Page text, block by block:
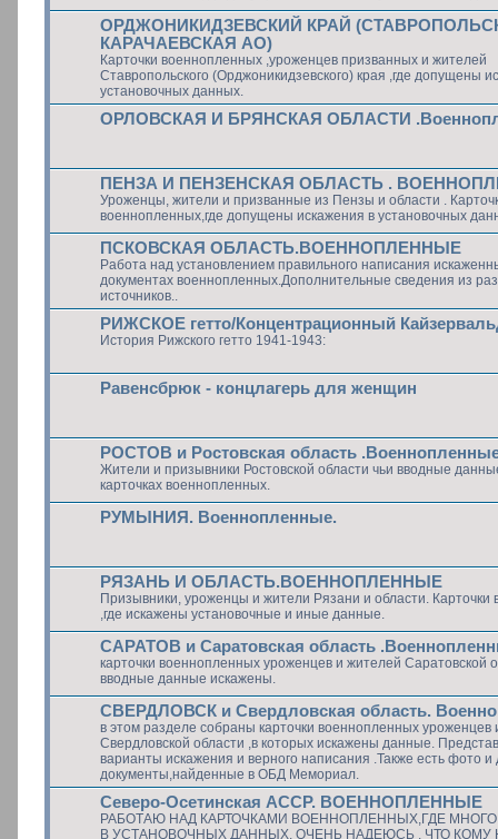
ОРДЖОНИКИДЗЕВСКИЙ КРАЙ
КАРАЧАЕВСКАЯ АО)
Карточки военнопленных ,уроженцев призванных и жителей
Ставропольского (Орджоникидзевского) края ,где допущены
установочных данных.
ОРЛОВСКАЯ И БРЯНСКАЯ ОБЛАСТИ
ПЕНЗА И ПЕНЗЕНСКАЯ ОБЛАСТЬ .
Уроженцы, жители и призванные из Пензы и области .
военнопленных,где допущены искажения в установочных
ПСКОВСКАЯ ОБЛАСТЬ.ВОЕННОПЛЕННЫЕ
Работа над установлением правильного написания
документах военнопленных.Дополнительные сведения из
источников..
РИЖСКОЕ гетто/Концентрационный
История Рижского гетто 1941-1943:
Равенсбрюк - концлагерь для женщин
РОСТОВ и Ростовская область
Жители и призывники Ростовской области чьи вводные
карточках военнопленных.
РУМЫНИЯ. Военнопленные.
РЯЗАНЬ И ОБЛАСТЬ.ВОЕННОПЛЕННЫЕ
Призывники, уроженцы и жители Рязани и области. Карточки
,где искажены установочные и иные данные.
САРАТОВ и Саратовская область
карточки военнопленных уроженцев и жителей Саратовской
вводные данные искажены.
СВЕРДЛОВСК и Свердловская область.
в этом разделе собраны карточки военнопленных уроженцев
Свердловской области ,в которых искажены данные.
варианты искажения и верного написания .Также есть фото и
документы,найденные в ОБД Мемориал.
Северо-Осетинская АССР. ВОЕННОПЛЕННЫЕ
РАБОТАЮ НАД КАРТОЧКАМИ ВОЕННОПЛЕННЫХ,ГДЕ
В УСТАНОВОЧНЫХ ДАННЫХ. ОЧЕНЬ НАДЕЮСЬ , ЧТО КОМУ